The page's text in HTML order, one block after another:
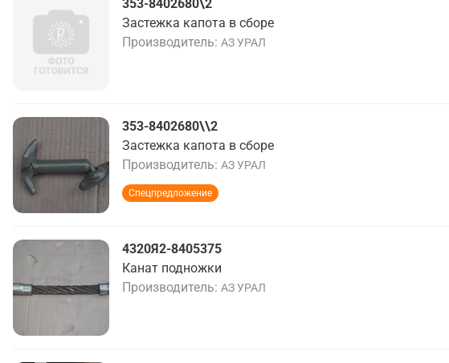
353-8402680\2
Застежка капота в сборе
Производитель АЗ УРАЛ
353-8402680\\2
Застежка капота в сборе
Производитель АЗ УРАЛ
Спецпредложение
4320Я2-8405375
Канат подножки
Производитель АЗ УРАЛ